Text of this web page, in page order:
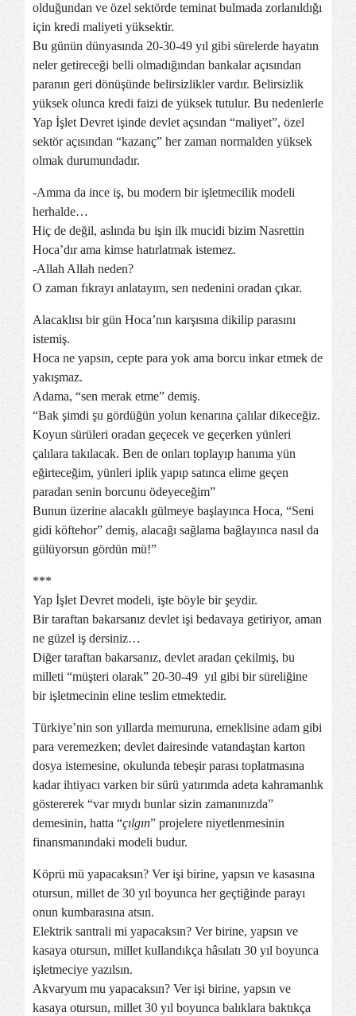
olduğundan ve özel sektörde teminat bulmada zorlanıldığı
için kredi maliyeti yüksektir.
Bu günün dünyasında 20-30-49 yıl gibi sürelerde hayatın
neler getireceği belli olmadığından bankalar açısından
paranın geri dönüşünde belirsizlikler vardır. Belirsizlik
yüksek olunca kredi faizi de yüksek tutulur. Bu nedenlerle
Yap İşlet Devret işinde devlet açsından “maliyet”, özel
sektör açısından “kazanç” her zaman normalden yüksek
olmak durumundadır.
-Amma da ince iş, bu modern bir işletmecilik modeli
herhalde…
Hiç de değil, aslında bu işin ilk mucidi bizim Nasrettin
Hoca’dır ama kimse hatırlatmak istemez.
-Allah Allah neden?
O zaman fıkrayı anlatayım, sen nedenini oradan çıkar.
Alacaklısı bir gün Hoca’nın karşısına dikilip parasını
istemiş.
Hoca ne yapsın, cepte para yok ama borcu inkar etmek de
yakışmaz.
Adama, “sen merak etme” demiş.
“Bak şimdi şu gördüğün yolun kenarına çalılar dikeceğiz.
Koyun sürüleri oradan geçecek ve geçerken yünleri
çalılara takılacak. Ben de onları toplayıp hanıma yün
eğirteceğim, yünleri iplik yapıp satınca elime geçen
paradan senin borcunu ödeyeceğim”
Bunun üzerine alacaklı gülmeye başlayınca Hoca, “Seni
gidi köftehor” demiş, alacağı sağlama bağlayınca nasıl da
gülüyorsun gördün mü!”
***
Yap İşlet Devret modeli, işte böyle bir şeydir.
Bir taraftan bakarsanız devlet işi bedavaya getiriyor, aman
ne güzel iş dersiniz…
Diğer taraftan bakarsanız, devlet aradan çekilmiş, bu
milleti “müşteri olarak” 20-30-49 yıl gibi bir süreliğine
bir işletmecinin eline teslim etmektedir.
Türkiye’nin son yıllarda memuruna, emeklisine adam gibi
para veremezken; devlet dairesinde vatandaştan karton
dosya istemesine, okulunda tebeşir parası toplatmasına
kadar ihtiyacı varken bir sürü yatırımda adeta kahramanlık
göstererek “var mıydı bunlar sizin zamanınızda”
demesinin, hatta “çılgın” projelere niyetlenmesinin
finansmanındaki modeli budur.
Köprü mü yapacaksın? Ver işi birine, yapsın ve kasasına
otursun, millet de 30 yıl boyunca her geçtiğinde parayı
onun kumbarasına atsın.
Elektrik santrali mi yapacaksın? Ver birine, yapsın ve
kasaya otursun, millet kullandıkça hâsılatı 30 yıl boyunca
işletmeciye yazılsın.
Akvaryum mu yapacaksın? Ver işi birine, yapsın ve
kasaya otursun, millet 30 yıl boyunca balıklara baktıkça